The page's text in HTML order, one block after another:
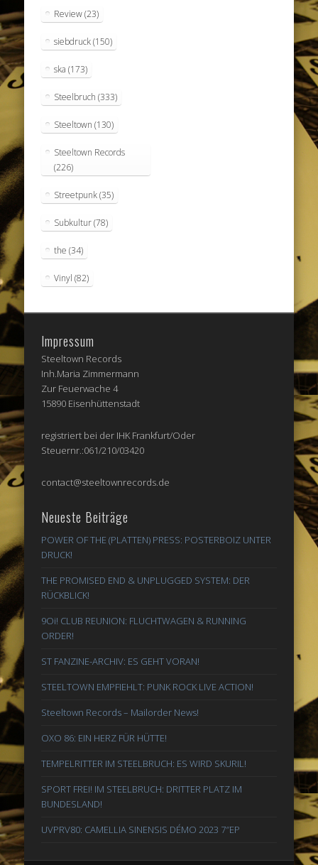
Review(23)
siebdruck(150)
ska (173)
Steelbruch (333)
Steeltown (130)
Steeltown Records
(226)
Streetpunk(35)
Subkultur(78)
the (34)
Vinyl (82)
Impressum
Steeltown Records
Inh.Maria Zimmermann
Zur Feuerwache 4
15890 Eisenhüttenstadt
registriert bei der IHK Frankfurt/Oder
Steuernr.:061/210/03420
contact@steeltownrecords.de
Neueste Beiträge
POWER OF THE (PLATTEN) PRESS: POSTERBOIZ UNTER
DRUCK!
THE PROMISED END & UNPLUGGED SYSTEM: DER
RÜCKBLICK!
9Oi! CLUB REUNION: FLUCHTWAGEN & RUNNING
ORDER!
ST FANZINE-ARCHIV: ES GEHT VORAN!
STEELTOWN EMPFIEHLT: PUNK ROCK LIVE ACTION!
Steeltown Records – Mailorder News!
OXO 86: EIN HERZ FÜR HÜTTE!
TEMPELRITTER IM STEELBRUCH: ES WIRD SKURIL!
SPORT FREI! IM STEELBRUCH: DRITTER PLATZ IM
BUNDESLAND!
UVPRV80: CAMELLIA SINENSIS DÉMO 2023 7″EP